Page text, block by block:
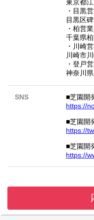
東京都
・目黒
目黒区
・柏
千葉県
・川
川崎市
・登
神奈川
SNS
■芝園開
https://
■芝園開
https://
■芝園開
https://